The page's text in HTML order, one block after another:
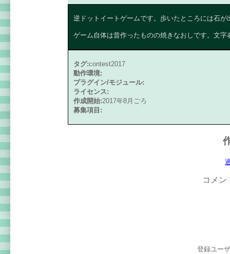
逆ドットイートゲームです。歩いたところには石
ゲーム自体は昔作ったものの焼きなおしです。文
タグ:contest2017
動作環境:
プラグイン/モジュール:
ライセンス:
作成開始:2017年8月ごろ
募集項目:
コメン
登録ユー